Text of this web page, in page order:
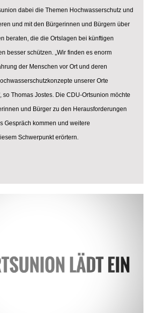
dabei die Themen Hochwasserschutz und
und mit den Bürgerinnen und Bürgern über
beraten, die die Ortslagen bei künftigen
besser schützen. „Wir finden es enorm
der Menschen vor Ort und deren
unserer Orte
so Thomas Jostes. Die CDU-Ortsunion möchte
und Bürger zu den Herausforderungen
Gespräch kommen und weitere
Schwerpunkt erörtern.